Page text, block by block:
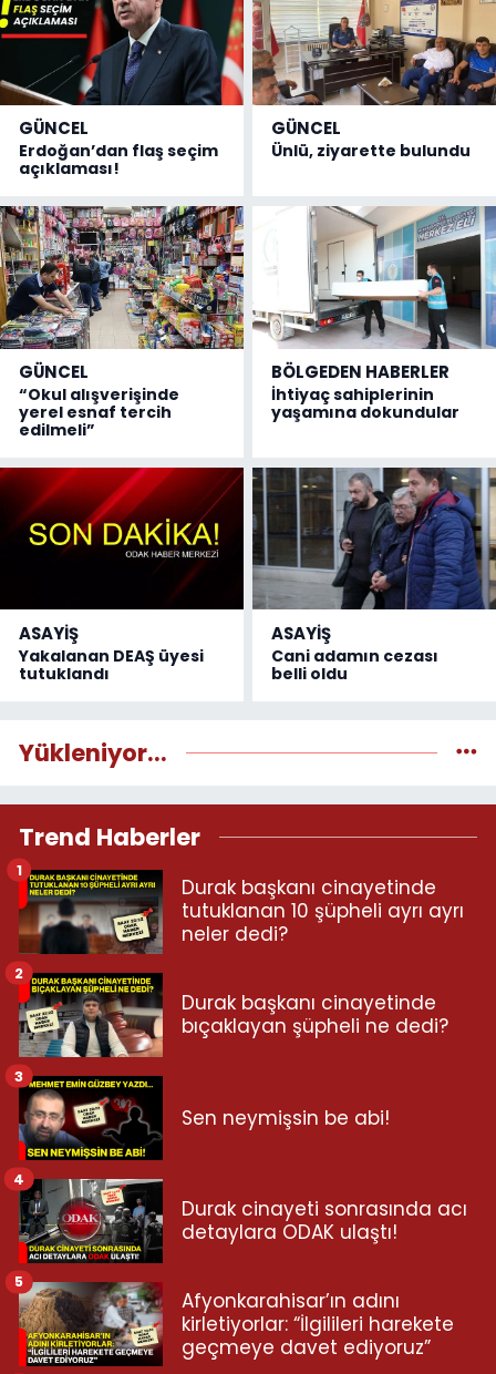
GÜNCEL
Erdoğan’dan flaş seçim
açıklaması!
GÜNCEL
Ünlü, ziyarette bulundu
GÜNCEL
“Okul alışverişinde
yerel esnaf tercih
edilmeli”
BÖLGEDEN HABERLER
İhtiyaç sahiplerinin
yaşamına dokundular
ASAYİŞ
Yakalanan DEAŞ üyesi
tutuklandı
ASAYİŞ
Cani adamın cezası
belli oldu
Yükleniyor...
Trend Haberler
Durak başkanı cinayetinde
tutuklanan 10 şüpheli ayrı ayrı
neler dedi?
1
Durak başkanı cinayetinde
bıçaklayan şüpheli ne dedi?
2
Sen neymişsin be abi!
3
Durak cinayeti sonrasında acı
detaylara ODAK ulaştı!
4
Afyonkarahisar’ın adını
kirletiyorlar: “İlgilileri harekete
geçmeye davet ediyoruz”
5